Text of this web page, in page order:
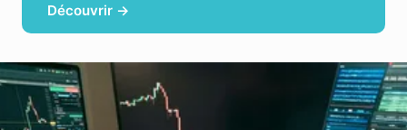
Découvrir →